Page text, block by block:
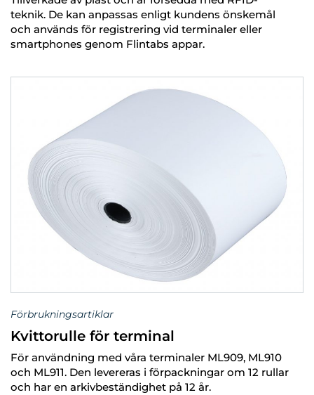
teknik. De kan anpassas enligt kundens önskemål
och används för registrering vid terminaler eller
smartphones genom Flintabs appar.
Förbrukningsartiklar
Kvittorulle för terminal
För användning med våra terminaler ML909, ML910
och ML911. Den levereras i förpackningar om 12 rullar
och har en arkivbeständighet på 12 år.